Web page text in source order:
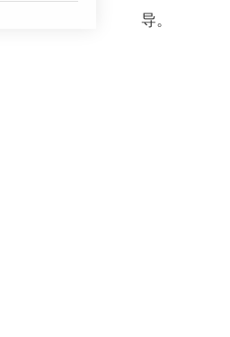
导。